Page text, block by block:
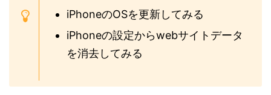
iPhoneのOSを更新してみる
iPhoneの設定からwebサイトデータ
を消去してみる